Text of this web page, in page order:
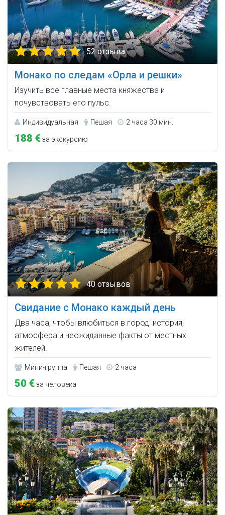
52 отзыва
Монако по следам «Орла и решки»
Изучить все главные места княжества и
почувствовать его пульс.
Индивидуальная Пешая 2 часа 30 мин.
188 €за экскурсию
40 отзывов
Свидание с Монако каждый день
Два часа, чтобы влюбиться в город: история,
атмосфера и неожиданные факты от местных
жителей.
Мини-группа Пешая 2 часа
50 €за человека